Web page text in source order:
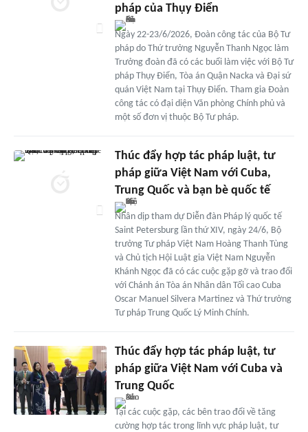
pháp của Thụy Điển
Ngày 22-23/6/2026, Đoàn công tác của Bộ Tư
pháp do Thứ trưởng Nguyễn Thanh Ngọc làm
Trưởng đoàn đã có các buổi làm việc với Bộ Tư
pháp Thụy Điển, Tòa án Quận Nacka và Đại sứ
quán Việt Nam tại Thụy Điển. Tham gia Đoàn
công tác có đại diện Văn phòng Chính phủ và
một số đơn vị thuộc Bộ Tư pháp.
Thúc đẩy hợp tác pháp luật, tư
pháp giữa Việt Nam với Cuba,
Trung Quốc và bạn bè quốc tế
Nhân dịp tham dự Diễn đàn Pháp lý quốc tế
Saint Petersburg lần thứ XIV, ngày 24/6, Bộ
trưởng Tư pháp Việt Nam Hoàng Thanh Tùng
và Chủ tịch Hội Luật gia Việt Nam Nguyễn
Khánh Ngọc đã có các cuộc gặp gỡ và trao đổi
với Chánh án Tòa án Nhân dân Tối cao Cuba
Oscar Manuel Silvera Martinez và Thứ trưởng
Tư pháp Trung Quốc Lý Minh Chính.
Thúc đẩy hợp tác pháp luật, tư
pháp giữa Việt Nam với Cuba và
Trung Quốc
Tại các cuộc gặp, các bên trao đổi về tăng
cường hợp tác trong lĩnh vực pháp luật, tư